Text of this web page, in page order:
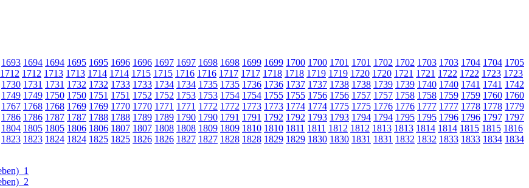
1693 1694 1694 1695 1695 1696 1696 1697 1697 1698 1698 1699 1699 1700 1700 1701 1701 1702 1702 1703 1703 1704 1704 1705
1712 1712 1713 1713 1714 1714 1715 1715 1716 1716 1717 1717 1718 1718 1719 1719 1720 1720 1721 1721 1722 1722 1723 1723
1730 1731 1731 1732 1732 1733 1733 1734 1734 1735 1735 1736 1736 1737 1737 1738 1738 1739 1739 1740 1740 1741 1741 1742
1749 1749 1750 1750 1751 1751 1752 1752 1753 1753 1754 1754 1755 1755 1756 1756 1757 1757 1758 1758 1759 1759 1760 1760
1767 1768 1768 1769 1769 1770 1770 1771 1771 1772 1772 1773 1773 1774 1774 1775 1775 1776 1776 1777 1777 1778 1778 1779
1786 1786 1787 1787 1788 1788 1789 1789 1790 1790 1791 1791 1792 1792 1793 1793 1794 1794 1795 1795 1796 1796 1797 1797
1804 1805 1805 1806 1806 1807 1807 1808 1808 1809 1809 1810 1810 1811 1811 1812 1812 1813 1813 1814 1814 1815 1815 1816
1823 1823 1824 1824 1825 1825 1826 1826 1827 1827 1828 1828 1829 1829 1830 1830 1831 1831 1832 1832 1833 1833 1834 1834